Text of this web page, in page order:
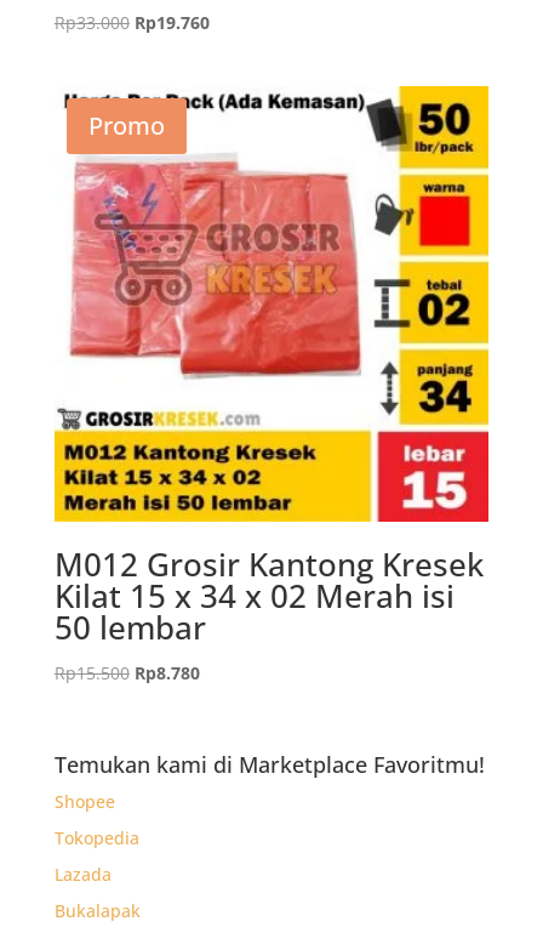
Rp33.000 Harga
Rp33.000.
Rp19.760Harga
adalah:
Promo
M012 Grosir Kantong Kresek
Kilat 15 x 34 x 02 Merah isi
50 lembar
Rp15.500 Harga
Rp15.500.
Rp8.780Harga
adalah:
Temukan kami di Marketplace Favoritmu!
Shopee
Tokopedia
Lazada
Bukalapak